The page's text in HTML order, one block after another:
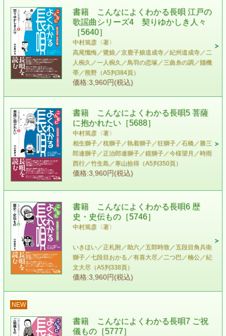
書籍 こんなによくわかる長唄 江戸の
歌謡曲シリーズ4 契りゆかしき人々
［5640］
中村篤彦〈著〉
高尾懺悔／鷺娘／京鹿子娘道成寺／紀州道成寺／二
人椀久／一人椀久／鳥羽の恋塚／三曲糸の調／賤機
帯／熊野（A5判384頁）
価格:3,960円(税込)
書籍 こんなによくわかる長唄5 菩薩
に抱かれたい［5688］
中村篤彦〈著〉
相生獅子／枕獅子／執着獅子／狂獅子／石橋／勝三
郎連獅子／正治郎連獅子／鏡獅子／今様望月／時雨
西行／竹生島／寒山拾得（A5判350頁）
価格:3,960円(税込)
書籍 こんなによくわかる長唄6 歴
史・史伝もの［5746］
中村篤彦〈著〉
いきほい／正札附／助六／五郎時致／五段目角兵衛
獅子／七段目おかる／有喜大尽／二つ巴／楠公／紀
文大尽（A5判338頁）
価格:3,960円(税込)
NEW
書籍 こんなによくわかる長唄7 ご祝
儀もの［5777］